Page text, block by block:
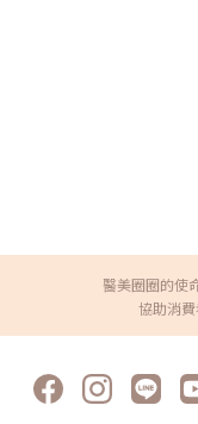
醫美圈圈的使
協助消